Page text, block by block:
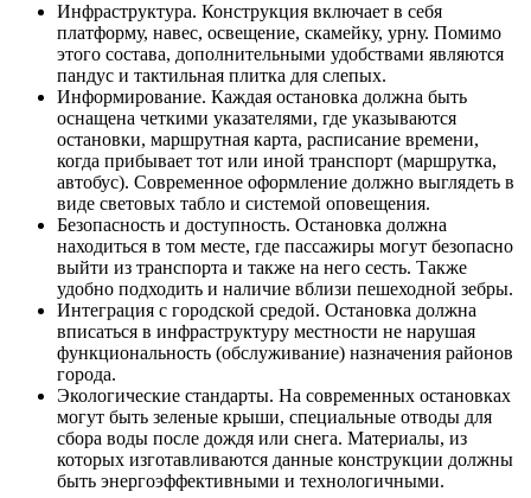
Инфраструктура. Конструкция включает в себя
платформу, навес, освещение, скамейку, урну. Помимо
этого состава, дополнительными удобствами являются
пандус и тактильная плитка для слепых.
Информирование. Каждая остановка должна быть
оснащена четкими указателями, где указываются
остановки, маршрутная карта, расписание времени,
когда прибывает тот или иной транспорт (маршрутка,
автобус). Современное оформление должно выглядеть в
виде световых табло и системой оповещения.
Безопасность и доступность. Остановка должна
находиться в том месте, где пассажиры могут безопасно
выйти из транспорта и также на него сесть. Также
удобно подходить и наличие вблизи пешеходной зебры.
Интеграция с городской средой. Остановка должна
вписаться в инфраструктуру местности не нарушая
функциональность (обслуживание) назначения районов
города.
Экологические стандарты. На современных остановках
могут быть зеленые крыши, специальные отводы для
сбора воды после дождя или снега. Материалы, из
которых изготавливаются данные конструкции должны
быть энергоэффективными и технологичными.